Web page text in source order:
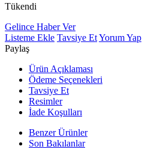
Tükendi
Gelince Haber Ver
Listeme Ekle Tavsiye EtYorum Yap
Paylaş
Ürün Açıklaması
Ödeme Seçenekleri
Tavsiye Et
Resimler
İade Koşulları
Benzer Ürünler
Son Bakılanlar